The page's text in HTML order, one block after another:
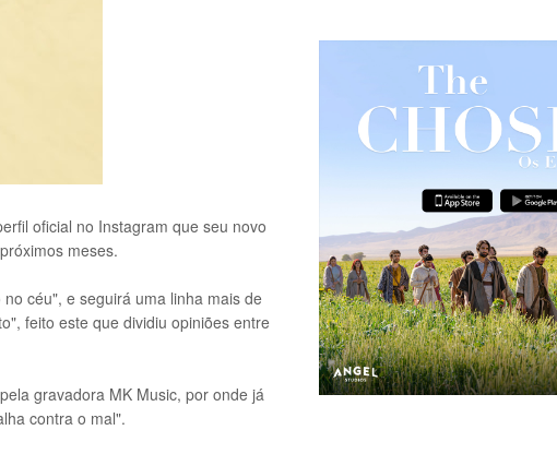
oficial no Instagram que seu novo
meses.
céu", e seguirá uma linha mais de
feito este que dividiu opiniões entre
gravadora MK Music, por onde já
contra o mal".